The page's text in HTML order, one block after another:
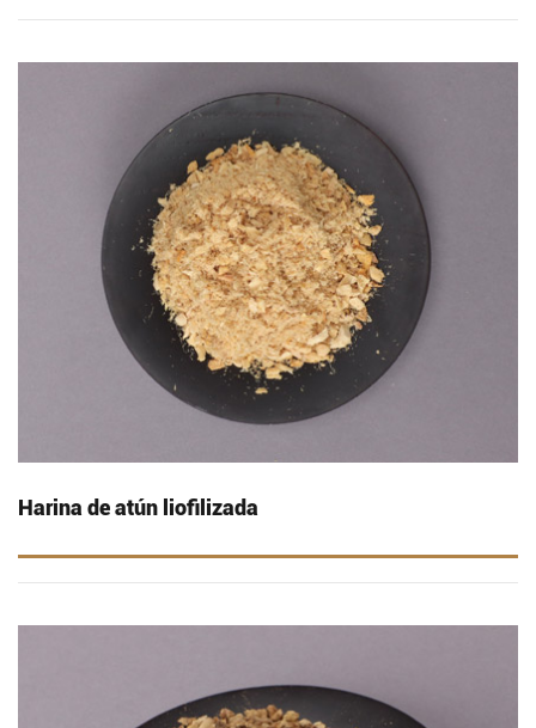
Harina de atún liofilizada